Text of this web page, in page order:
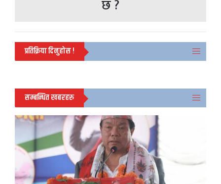
छ ?
प्रतिक्रिया दिनुहोस !
सम्बन्धित खबरहरु